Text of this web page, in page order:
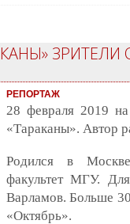
РЕПОРТАЖ
28 февраля 2019 на
«Тараканы». Автор
Родился в
факультет МГУ.
Варламов. Больше
«Октябрь».